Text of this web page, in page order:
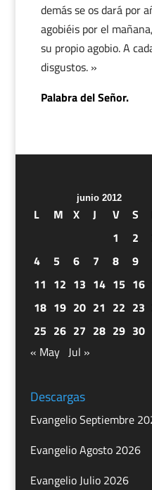
demás se os dará por
agobiéis por el
su propio agobio. A
disgustos. »
Palabra del Señor.
junio 2012
L M X J V S
1
2
4
5 6 7 8 9
11 12 13 14 15 16
18 19 20 21 22 23
25 26 27 28 29 30
« May Jul »
Descargas
Evangelio Septiembre
Evangelio Agosto 2026
Evangelio Julio 2026